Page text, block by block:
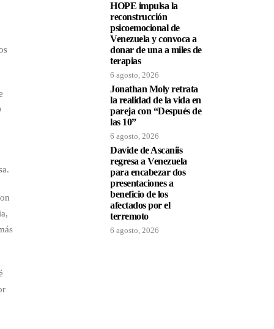
HOPE impulsa la
reconstrucción
psicoemocional de
Venezuela y convoca a
donar de una a miles de
terapias
6 agosto, 2026
Jonathan Moly retrata
la realidad de la vida en
pareja con “Después de
las 10”
6 agosto, 2026
Davide de Ascaniis
regresa a Venezuela
para encabezar dos
presentaciones a
beneficio de los
afectados por el
terremoto
6 agosto, 2026